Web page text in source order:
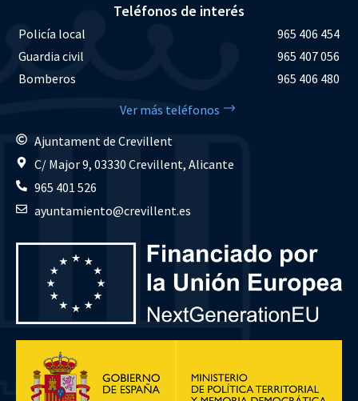
Teléfonos de interés
Policía local
965 406 454
Guardia civil
965 407 056
Bomberos
965 406 480
Ver más teléfonos
Ajuntament de Crevillent
C/ Major 9, 03330 Crevillent, Alicante
965 401 526
ayuntamiento@crevillent.es